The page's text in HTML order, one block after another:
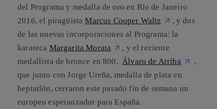
del Programa y medalla de oro en Río de Janeiro
2016, el piragüistaMarcus Cooper Waltz
, y dos
de las nuevas incorporaciones al Programa: la
karateca Margarita Morata
, y el reciente
medallista de bronce en 800, Álvaro de Arriba
,
que junto con Jorge Ureña, medalla de plata en
heptatlón, cerraron este pasado fin de semana un
europeo esperanzador para España.